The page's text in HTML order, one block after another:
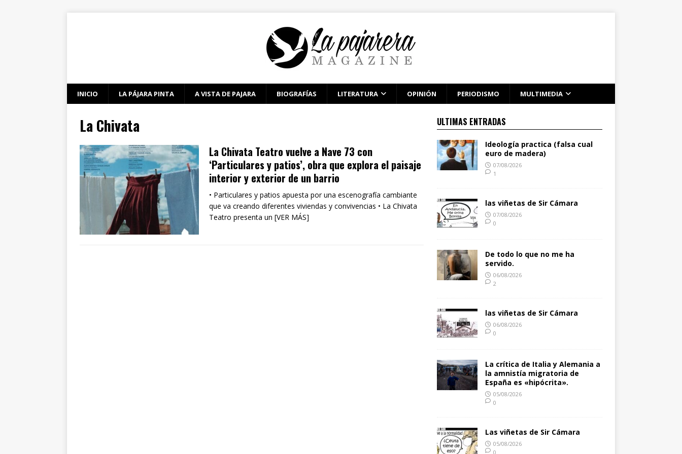
INICIO LA PÁJARA PINTA A VISTA DE PAJARA BIOGRAFÍAS LITERATURA OPINIÓN PERIODISMO MULTIMEDIA
La Chivata
La Chivata Teatro vuelve a Nave 73 con
‘Particulares y patios’, obra que explora el paisaje
interior y exterior de un barrio
• Particulares y patios apuesta por una escenografía cambiante
que va creando diferentes viviendas y convivencias • La Chivata
Teatro presenta un [VER MÁS]
ULTIMAS ENTRADAS
Ideología practica (falsa cual
euro de madera)
07/08/2026
1
las viñetas de Sir Cámara
07/08/2026
0
De todo lo que no me ha
servido.
06/08/2026
2
las viñetas de Sir Cámara
06/08/2026
0
La crítica de Italia y Alemania a
la amnistía migratoria de
España es «hipócrita».
05/08/2026
0
Las viñetas de Sir Cámara
05/08/2026
0